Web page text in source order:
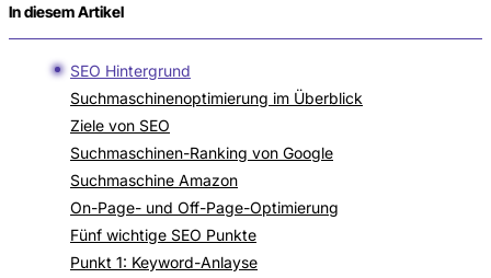
In diesem Artikel
SEO Hintergrund
Suchmaschinenoptimierung im Überblick
Ziele von SEO
Suchmaschinen-Ranking von Google
Suchmaschine Amazon
On-Page- und Off-Page-Optimierung
Fünf wichtige SEO Punkte
Punkt 1: Keyword-Anlayse